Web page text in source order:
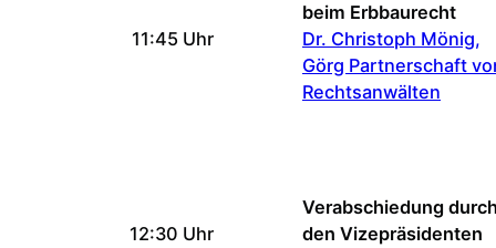
11:45 Uhr
beim Erbbaurecht​​​​​​​
Dr. Christoph Mönig,
Görg Partnerschaft
Rechtsanwälten
12:30 Uhr
Verabschiedung
den Vizepräsidenten